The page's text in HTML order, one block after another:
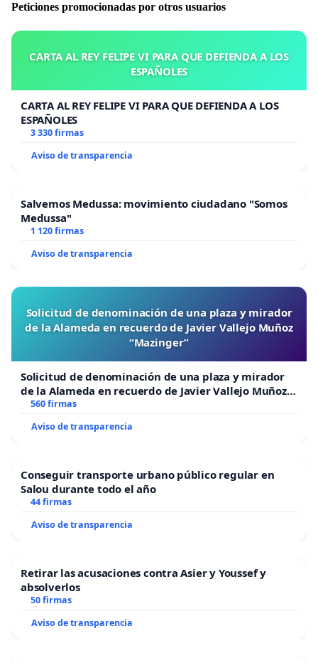
Peticiones promocionadas por otros usuarios
CARTA AL REY FELIPE VI PARA QUE DEFIENDA A LOS
ESPAÑOLES
CARTA AL REY FELIPE VI PARA QUE DEFIENDA A LOS
ESPAÑOLES
3 330 firmas
Aviso de transparencia
Salvemos Medussa: movimiento ciudadano "Somos
Medussa"
1 120 firmas
Aviso de transparencia
Solicitud de denominación de una plaza y mirador
de la Alameda en recuerdo de Javier Vallejo Muñoz
“Mazinger”
Solicitud de denominación de una plaza y mirador
de la Alameda en recuerdo de Javier Vallejo Muñoz
“Mazinger”
560 firmas
Aviso de transparencia
Conseguir transporte urbano público regular en
Salou durante todo el año
44 firmas
Aviso de transparencia
Retirar las acusaciones contra Asier y Youssef y
absolverlos
50 firmas
Aviso de transparencia